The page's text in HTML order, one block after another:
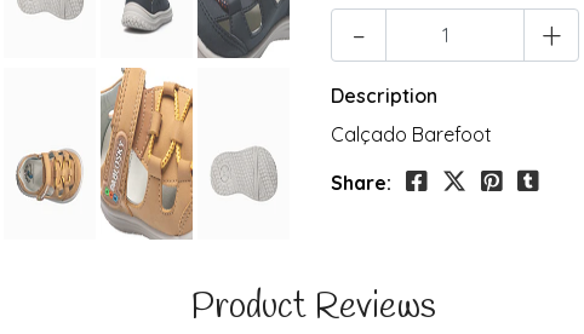
- +
Description
Calçado Barefoot
Share:
Product Reviews